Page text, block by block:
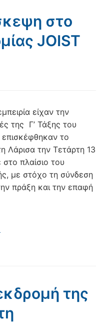
στο
JOIST
είχαν την
της Γ’ Τάξης του
επισκέφθηκαν το
Λάρισα την Τετάρτη 13
πλαίσιο του
με στόχο τη σύνδεση
πράξη και την επαφή
της